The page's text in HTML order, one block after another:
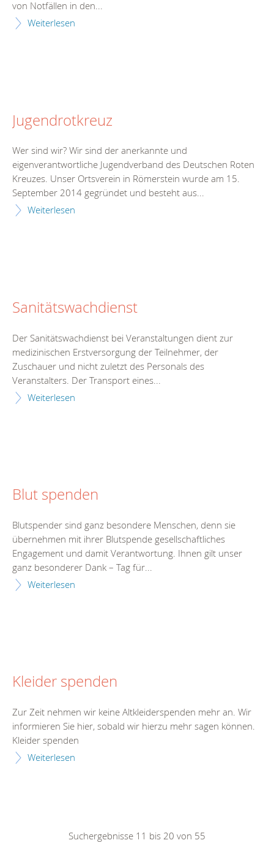
von Notfällen in den...
Weiterlesen
Jugendrotkreuz
Wer sind wir? Wir sind der anerkannte und
eigenverantwortliche Jugendverband des Deutschen Roten
Kreuzes. Unser Ortsverein in Römerstein wurde am 15.
September 2014 gegründet und besteht aus...
Weiterlesen
Sanitätswachdienst
Der Sanitätswachdienst bei Veranstaltungen dient zur
medizinischen Erstversorgung der Teilnehmer, der
Zuschauer und nicht zuletzt des Personals des
Veranstalters. Der Transport eines...
Weiterlesen
Blut spenden
Blutspender sind ganz besondere Menschen, denn sie
übernehmen mit ihrer Blutspende gesellschaftliches
Engagement und damit Verantwortung. Ihnen gilt unser
ganz besonderer Dank – Tag für...
Weiterlesen
Kleider spenden
Zur Zeit nehmen wir keine Altkleiderspenden mehr an. Wir
informieren Sie hier, sobald wir hierzu mehr sagen können.
Kleider spenden
Weiterlesen
Suchergebnisse 11 bis 20 von 55